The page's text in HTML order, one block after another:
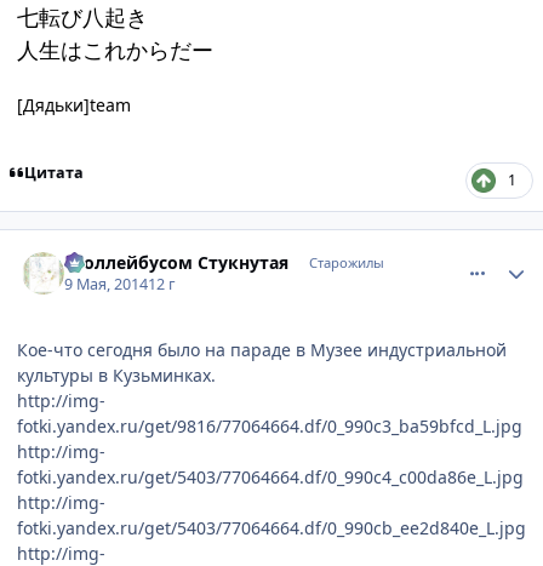
七転び八起き
人生はこれからだー
[Дядьки]team
Цитата 1
Троллейбусом Стукнутая Старожилы
9 Мая, 201412 г
Кое-что сегодня было на параде в Музее индустриальной
культуры в Кузьминках.
http://img-
fotki.yandex.ru/get/9816/77064664.df/0_990c3_ba59bfcd_L.jpg
http://img-
fotki.yandex.ru/get/5403/77064664.df/0_990c4_c00da86e_L.jpg
http://img-
fotki.yandex.ru/get/5403/77064664.df/0_990cb_ee2d840e_L.jpg
http://img-